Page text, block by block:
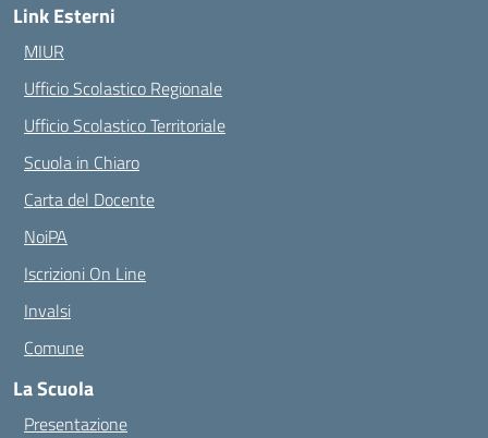
Link Esterni
MIUR
Ufficio Scolastico Regionale
Ufficio Scolastico Territoriale
Scuola in Chiaro
Carta del Docente
NoiPA
Iscrizioni On Line
Invalsi
Comune
La Scuola
Presentazione